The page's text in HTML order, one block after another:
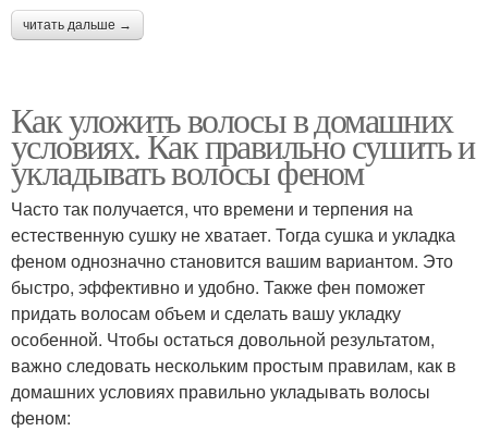
читать дальше →
Как уложить волосы в домашних
условиях. Как правильно сушить и
укладывать волосы феном
Часто так получается, что времени и терпения на
естественную сушку не хватает. Тогда сушка и укладка
феном однозначно становится вашим вариантом. Это
быстро, эффективно и удобно. Также фен поможет
придать волосам объем и сделать вашу укладку
особенной. Чтобы остаться довольной результатом,
важно следовать нескольким простым правилам, как в
домашних условиях правильно укладывать волосы
феном: